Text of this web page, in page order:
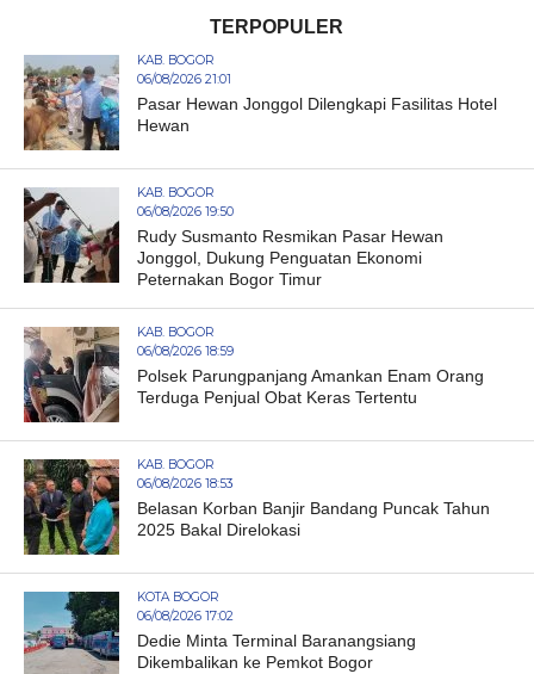
TERPOPULER
KAB. BOGOR
06/08/2026 21:01
Pasar Hewan Jonggol Dilengkapi Fasilitas Hotel
Hewan
KAB. BOGOR
06/08/2026 19:50
Rudy Susmanto Resmikan Pasar Hewan
Jonggol, Dukung Penguatan Ekonomi
Peternakan Bogor Timur
KAB. BOGOR
06/08/2026 18:59
Polsek Parungpanjang Amankan Enam Orang
Terduga Penjual Obat Keras Tertentu
KAB. BOGOR
06/08/2026 18:53
Belasan Korban Banjir Bandang Puncak Tahun
2025 Bakal Direlokasi
KOTA BOGOR
06/08/2026 17:02
Dedie Minta Terminal Baranangsiang
Dikembalikan ke Pemkot Bogor